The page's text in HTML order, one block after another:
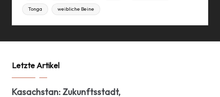
Tonga weibliche Beine
Letzte Artikel
Kasachstan: Zukunftsstadt,